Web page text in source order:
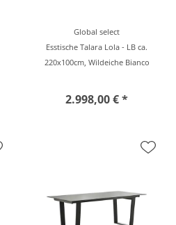
Global select
Esstische Talara Lola - LB ca.
220x100cm, Wildeiche Bianco
2.998,00 € *